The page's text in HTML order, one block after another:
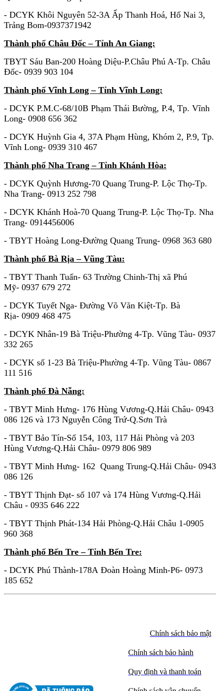
- DCYK Khôi Nguyên 52-3A Ấp Thanh Hoá, Hố Nai 3,
Trảng Bom-0937371942
Thành phố Châu Đốc – Tỉnh An Giang:
TBYT Sáu Ban-200 Hoàng Diệu-P.Châu Phú A-Tp. Châu
Đốc- 0939 903 104
Thành phố Vĩnh Long – Tỉnh Vĩnh Long:
- DCYK P.M.C-68/10B Phạm Thái Bường, P.4, Tp. Vĩnh
Long- 0908 656 362
- DCYK Huỳnh Gia 4, 37A Phạm Hùng, Khóm 2, P.9, Tp.
Vĩnh Long- 0939 310 467
Thành phố Nha Trang – Tỉnh Khánh Hòa:
- DCYK Quỳnh Hương-70 Quang Trung-P. Lộc Thọ-Tp.
Nha Trang- 0913 252 798
- DCYK Khánh Hoà-70 Quang Trung-P. Lộc Thọ-Tp. Nha
Trang- 0914456006
- TBYT Hoàng Long-Đường Quang Trung- 0968 363 680
Thành phố Bà Rịa – Vũng Tàu:
- TBYT Thanh Tuấn- 63 Trường Chinh-Thị xã Phú
Mỹ- 0937 679 272
- DCYK Tuyết Nga- Đường Võ Văn Kiệt-Tp. Bà
Rịa- 0909 468 475
- DCYK Nhân-19 Bà Triệu-Phường 4-Tp. Vũng Tàu- 0937
332 265
- DCYK số 1-23 Bà Triệu-Phường 4-Tp. Vũng Tàu- 0867
111 516
Thành phố Đà Nẵng:
- TBYT Minh Hưng- 176 Hùng Vương-Q.Hải Châu- 0943
086 126 và 173 Nguyễn Công Trứ-Q.Sơn Trà
- TBYT Bảo Tín-Số 154, 103, 117 Hải Phòng và 203
Hùng Vương-Q.Hải Châu- 0979 806 989
- TBYT Minh Hưng- 162 Quang Trung-Q.Hải Châu- 0943
086 126
- TBYT Thịnh Đạt- số 107 và 174 Hùng Vương-Q.Hải
Châu - 0935 646 222
- TBYT Thịnh Phát-134 Hải Phòng-Q.Hải Châu 1-0905
960 368
Thành phố Bến Tre – Tỉnh Bến Tre:
- DCYK Phú Thành-178A Đoàn Hoàng Minh-P6- 0973
185 652
Chính sách bảo mật
Chính sách bảo hành
Quy định và thanh toán